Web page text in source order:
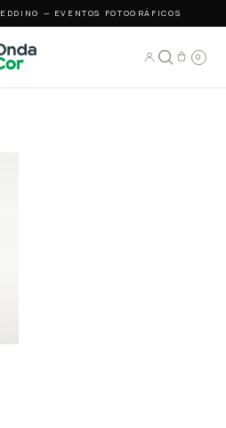
— EVENTOS FOTOGRÁFICOS
0